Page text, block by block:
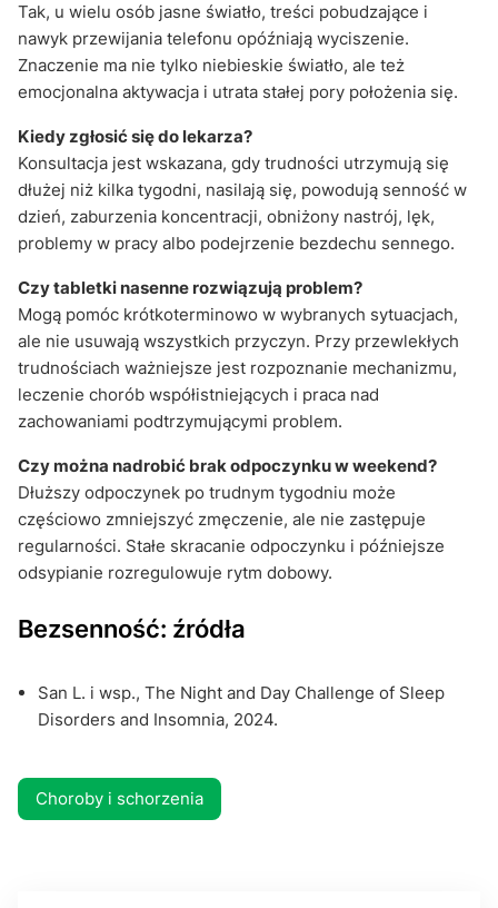
Tak, u wielu osób jasne światło, treści pobudzające i
nawyk przewijania telefonu opóźniają wyciszenie.
Znaczenie ma nie tylko niebieskie światło, ale też
emocjonalna aktywacja i utrata stałej pory położenia się.
Kiedy zgłosić się do lekarza?
Konsultacja jest wskazana, gdy trudności utrzymują się
dłużej niż kilka tygodni, nasilają się, powodują senność w
dzień, zaburzenia koncentracji, obniżony nastrój, lęk,
problemy w pracy albo podejrzenie bezdechu sennego.
Czy tabletki nasenne rozwiązują problem?
Mogą pomóc krótkoterminowo w wybranych sytuacjach,
ale nie usuwają wszystkich przyczyn. Przy przewlekłych
trudnościach ważniejsze jest rozpoznanie mechanizmu,
leczenie chorób współistniejących i praca nad
zachowaniami podtrzymującymi problem.
Czy można nadrobić brak odpoczynku w weekend?
Dłuższy odpoczynek po trudnym tygodniu może
częściowo zmniejszyć zmęczenie, ale nie zastępuje
regularności. Stałe skracanie odpoczynku i późniejsze
odsypianie rozregulowuje rytm dobowy.
Bezsenność: źródła
San L. i wsp., The Night and Day Challenge of Sleep
Disorders and Insomnia, 2024.
Choroby i schorzenia